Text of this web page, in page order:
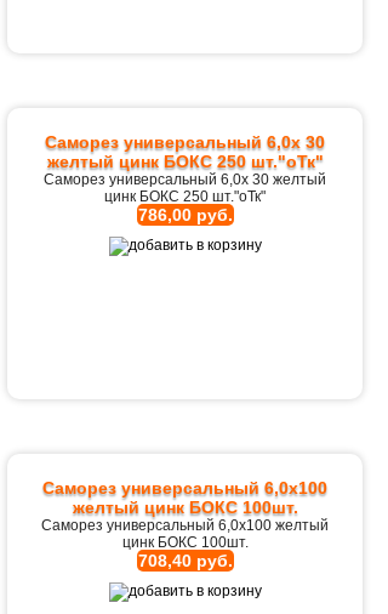
Саморез универсальный 6,0х 30
желтый цинк БОКС 250 шт."оТк"
Саморез универсальный 6,0х 30 желтый
цинк БОКС 250 шт."оТк"
786,00 руб.
Саморез универсальный 6,0х100
желтый цинк БОКС 100шт.
Саморез универсальный 6,0х100 желтый
цинк БОКС 100шт.
708,40 руб.